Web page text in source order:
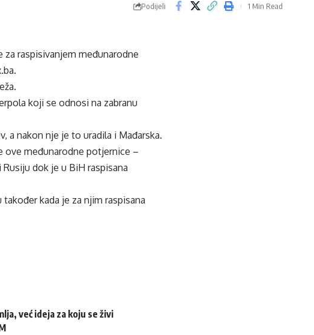
Podijeli 1 Min Read
raspisivanjem međunarodne
koji se odnosi na zabranu
a nakon nje je to uradila i Mađarska.
ove međunarodne potjernice –
dok je u BiH raspisana
kada je za njim raspisana
već ideja za koju se živi